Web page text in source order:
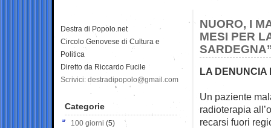
NUORO, I
MESI PER
LA DENUNCIA
Un paziente
radioterapia
recarsi fuori
Destra di Popolo.net
Circolo Genovese di Cultura e
Politica
Diretto da Riccardo Fucile
Scrivici: destradipopolo@gmail.com
Categorie
100 giorni (5)